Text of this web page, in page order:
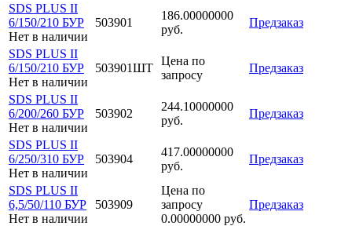
SDS PLUS II
6/150/210 БУР
Нет в наличии
503901
186.00000000
руб.
Предзаказ
SDS PLUS II
6/150/210 БУР
Нет в наличии
503901ШТ
Цена по
запросу
Предзаказ
SDS PLUS II
6/200/260 БУР
Нет в наличии
503902
244.10000000
руб.
Предзаказ
SDS PLUS II
6/250/310 БУР
Нет в наличии
503904
417.00000000
руб.
Предзаказ
SDS PLUS II
6,5/50/110 БУР
Нет в наличии
503909
Цена по
запросу
0.00000000 руб.
Предзаказ